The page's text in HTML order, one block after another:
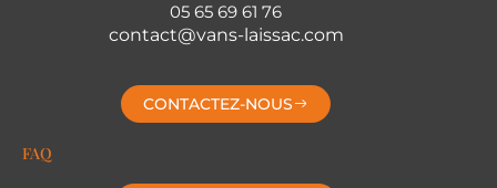
05 65 69 61 76
contact@vans-laissac.com
CONTACTEZ-NOUS
FAQ